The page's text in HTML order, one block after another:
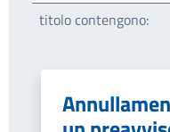
titolo contengono: